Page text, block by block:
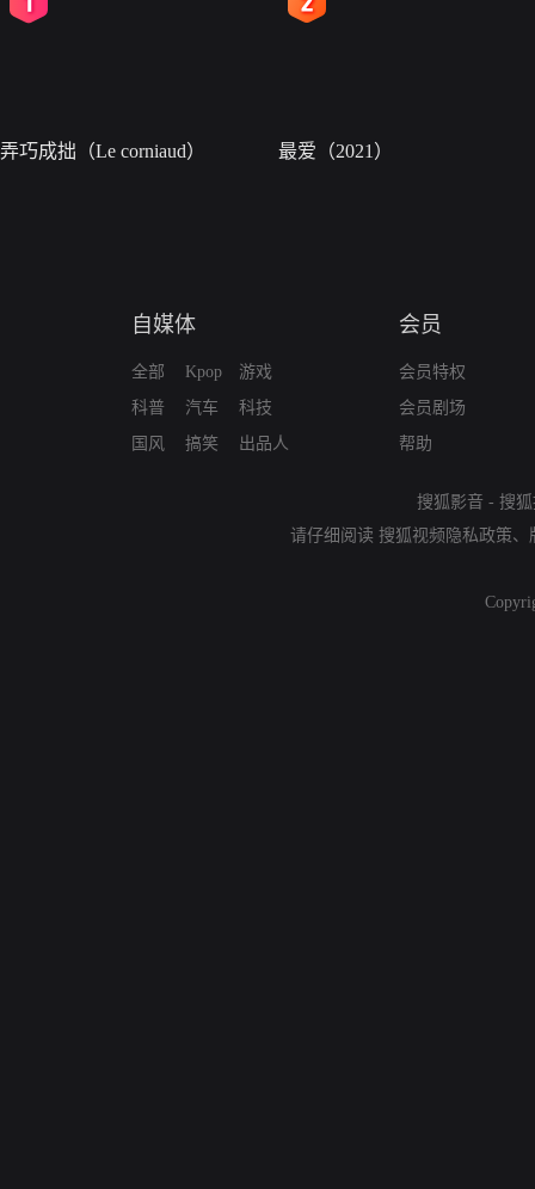
弄巧成拙（Le corniaud） 最爱（2021）
自媒体
全部
科普
国风
Kpop
汽车
搞笑
游戏
科技
出品人
会员
会员特权
会员剧场
帮助
搜狐影音 - 搜
请仔细阅读 搜狐视频隐私政策、